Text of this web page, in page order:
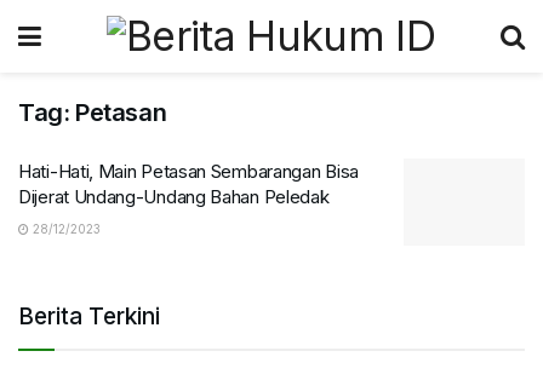
Tag: Petasan
Hati-Hati, Main Petasan Sembarangan Bisa
Dijerat Undang-Undang Bahan Peledak
28/12/2023
Berita Terkini